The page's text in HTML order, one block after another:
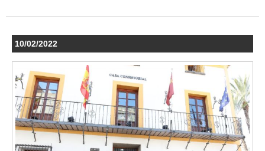
10/02/2022